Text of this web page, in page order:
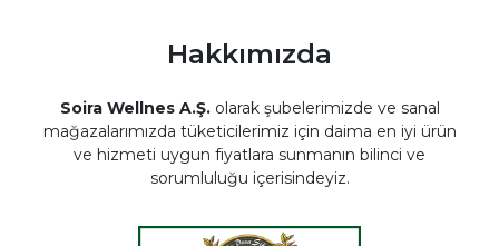
Hakkımızda
Soira Wellnes A.Ş.olarak şubelerimizde ve sanal
mağazalarımızda tüketicilerimiz için daima en iyi ürün
ve hizmeti uygun fiyatlara sunmanın bilinci ve
sorumluluğu içerisindeyiz.